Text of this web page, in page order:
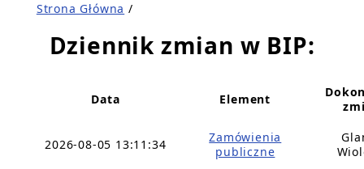
Strona Główna /
Dziennik zmian w BIP:
Data Element
2026-08-05 13:11:34
Zamówienia
publiczne